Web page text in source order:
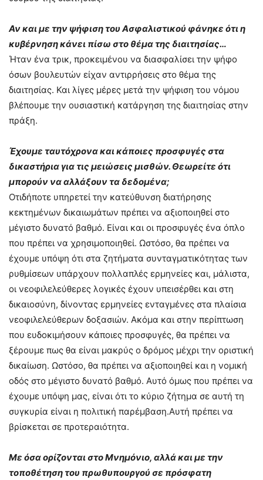
Αν και με την ψήφιση του Ασφαλιστικού φάνηκε ότι η
κυβέρνηση κάνει πίσω στο θέμα της διαιτησίας…
Ήταν ένα τρικ, προκειμένου να διασφαλίσει την ψήφο
όσων βουλευτών είχαν αντιρρήσεις στο θέμα της
διαιτησίας. Και λίγες μέρες μετά την ψήφιση του νόμου
βλέπουμε την ουσιαστική κατάργηση της διαιτησίας στην
πράξη.
Έχουμε ταυτόχρονα και κάποιες προσφυγές στα
δικαστήρια για τις μειώσεις μισθών. Θεωρείτε ότι
μπορούν να αλλάξουν τα δεδομένα;
Οτιδήποτε υπηρετεί την κατεύθυνση διατήρησης
κεκτημένων δικαιωμάτων πρέπει να αξιοποιηθεί στο
μέγιστο δυνατό βαθμό. Είναι και οι προσφυγές ένα όπλο
που πρέπει να χρησιμοποιηθεί. Ωστόσο, θα πρέπει να
έχουμε υπόψη ότι στα ζητήματα συνταγματικότητας των
ρυθμίσεων υπάρχουν πολλαπλές ερμηνείες και, μάλιστα,
οι νεοφιλελεύθερες λογικές έχουν υπεισέρθει και στη
δικαιοσύνη, δίνοντας ερμηνείες ενταγμένες στα πλαίσια
νεοφιλελεύθερων δοξασιών. Ακόμα και στην περίπτωση
που ευδοκιμήσουν κάποιες προσφυγές, θα πρέπει να
ξέρουμε πως θα είναι μακρύς ο δρόμος μέχρι την οριστική
δικαίωση. Ωστόσο, θα πρέπει να αξιοποιηθεί και η νομική
οδός στο μέγιστο δυνατό βαθμό. Αυτό όμως που πρέπει να
έχουμε υπόψη μας, είναι ότι το κύριο ζήτημα σε αυτή τη
συγκυρία είναι η πολιτική παρέμβαση.Αυτή πρέπει να
βρίσκεται σε προτεραιότητα.
Με όσα ορίζονται στο Μνημόνιο, αλλά και με την
τοποθέτηση του πρωθυπουργού σε πρόσφατη